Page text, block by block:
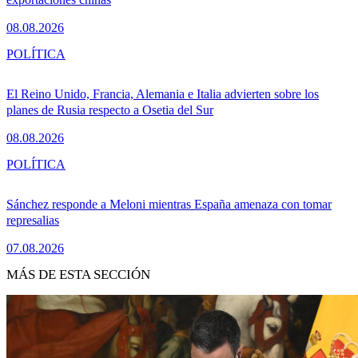
08.08.2026
El Reino Unido, Francia, Alemania e Italia advierten sobre los
planes de Rusia respecto a Osetia del Sur
08.08.2026
POLÍTICA
Sánchez responde a Meloni mientras España amenaza con tomar
represalias
07.08.2026
POLÍTICA
MÁS DE ESTA SECCIÓN